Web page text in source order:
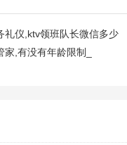
礼仪,ktv领班队长微信多少
,有没有年龄限制_